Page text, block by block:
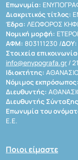
Επωνυμία:
Διακριτικός τίτλος:
Έδρα: ΛΕΩΦΟΡΟΣ
Νομική μορφή:
ΑΦΜ: 803111230 /ΔΟΥ:
Στοιχεία
info@enypografa.gr /
Ιδιοκτήτης:
Νόμιμος εκπρόσωπος:
Διευθυντής:
Διευθυντής
Επωνυμία του
Ε.Ε.
Ποιοι είμαστε